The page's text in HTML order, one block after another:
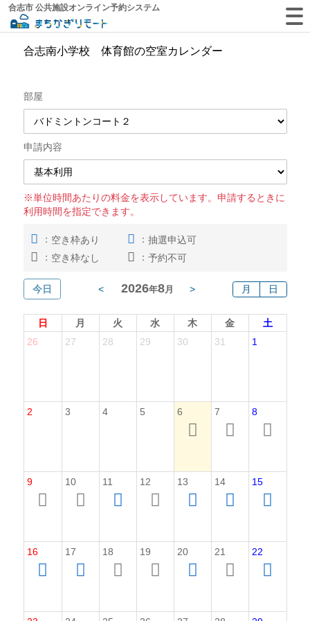
合志市 公共施設オンライン予約システム
合志南小学校 体育館の空室カレンダー
部屋
申請内容
※単位時間あたりの料金を表示しています。申請するときに
利用時間を指定できます。
： 空き枠あり ： 抽選申込可
： 空き枠なし ： 予約不可
今日 < 2026年8 月 > 月 日
日 月 火 水 木 金
土
26
27 28 29 30 31 1
2 3 4 5 6 7 8
9 10 11 12 13 14 15
16 17 18 19 20 21 22